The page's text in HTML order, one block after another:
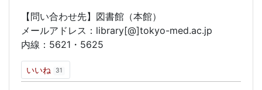
【問い合わせ先】図書館（本館）
メールアドレス：library[@]tokyo-med.ac.jp
内線：5621・5625
いいね 31